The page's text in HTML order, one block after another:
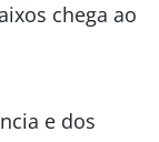
chega ao
e dos